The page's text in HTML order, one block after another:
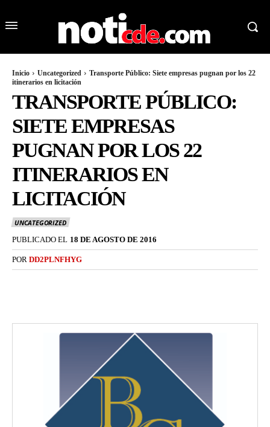
Inicio Uncategorized
Transporte Público: Siete empresas pugnan por los 22
itinerarios en licitación
TRANSPORTE PÚBLICO:
SIETE EMPRESAS
PUGNAN POR LOS 22
ITINERARIOS EN
LICITACIÓN
UNCATEGORIZED
PUBLICADO EL 18 DE AGOSTO DE 2016
POR DD2PLNFHYG